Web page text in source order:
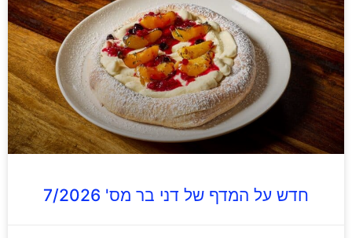
חדש על המדף של דני בר מס' 7/2026